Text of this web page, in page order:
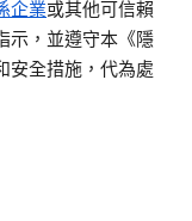
企業或其他可信賴
示，並遵守本《隱
安全措施，代為處